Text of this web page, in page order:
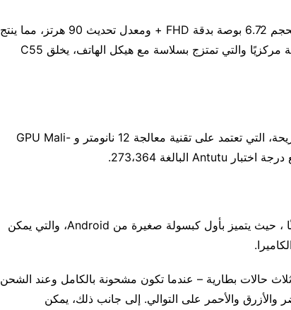
بالإضافة إلى ذلك ، يحتوي C55 على شاشة كاملة بحجم 6.72 بوصة بدقة FHD + ومعدل تحديث 90 هرتز، مما ينتج
عنه تجربة بصرية أكثر راحة. بفضل الفتحة الموضوعة مركزيًا والتي تمتزج بسلاسة مع هيكل الهاتف، يخلق C55
يتميز C55 بمجموعة شرائح Helio G88. تتميز الشريحة، التي تعتمد على تقنية معالجة 12 نانومتر و GPU Mali-
هذه المرة ، يحقق realme C55 تقدمًا جريئًا ومفاجئًا ، حيث يتميز بأول كبسولة صغيرة من Android، والتي يمكن
حالات بطارية – عندما تكون مشحونة بالكامل وعند الشحن
والأزرق والأحمر على التوالي. إلى جانب ذلك، يمكن